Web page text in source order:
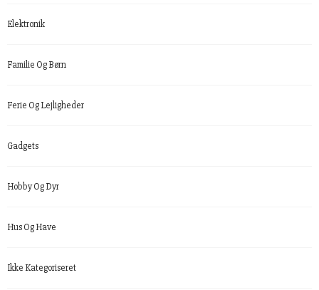
Elektronik
Familie Og Børn
Ferie Og Lejligheder
Gadgets
Hobby Og Dyr
Hus Og Have
Ikke Kategoriseret